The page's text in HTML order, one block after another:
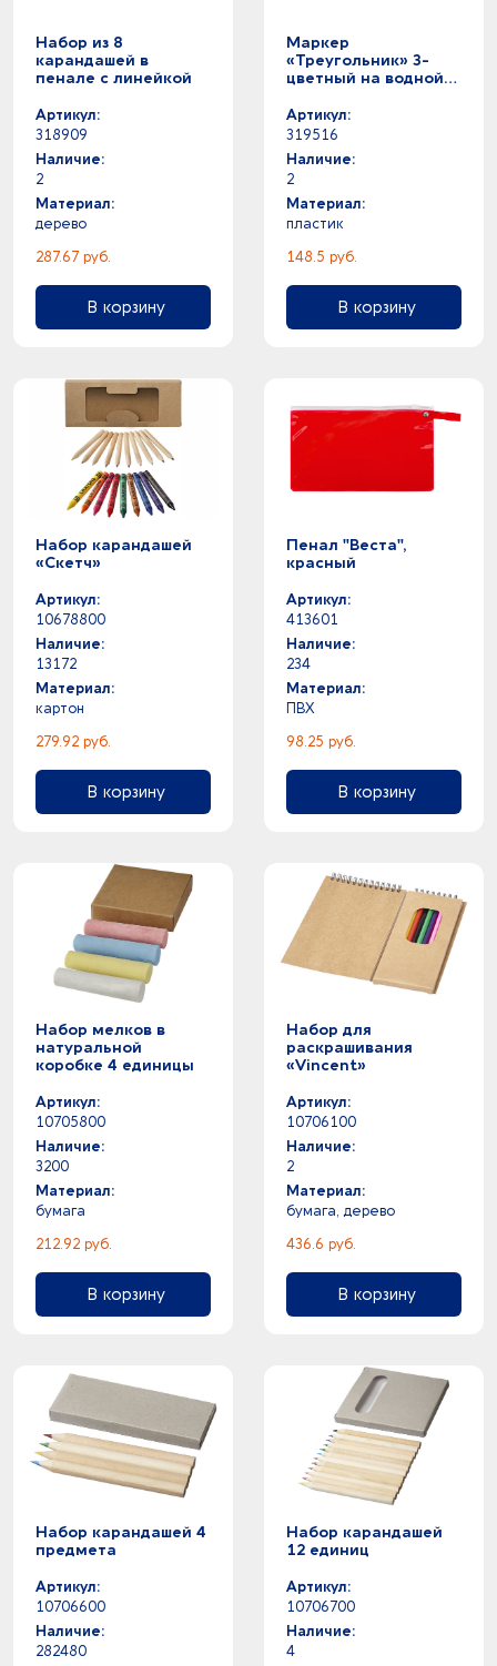
Набор из 8
карандашей в
пенале с линейкой
Артикул:
318909
Наличие:
2
Материал:
дерево
287.67 руб.
В корзину
Маркер
«Треугольник» 3-
цветный на водной
Артикул:
319516
Наличие:
2
Материал:
пластик
148.5 руб.
В корзину
Набор карандашей
«Скетч»
Артикул:
10678800
Наличие:
13172
Материал:
картон
279.92 руб.
В корзину
Пенал "Веста",
красный
Артикул:
413601
Наличие:
234
Материал:
ПВХ
98.25 руб.
В корзину
Набор мелков в
натуральной
коробке 4 единицы
Артикул:
10705800
Наличие:
3200
Материал:
бумага
212.92 руб.
В корзину
Набор для
раскрашивания
«Vincent»
Артикул:
10706100
Наличие:
2
Материал:
бумага, дерево
436.6 руб.
В корзину
Набор карандашей 4
предмета
Артикул:
10706600
Наличие:
282480
Набор карандашей
12 единиц
Артикул:
10706700
Наличие:
4